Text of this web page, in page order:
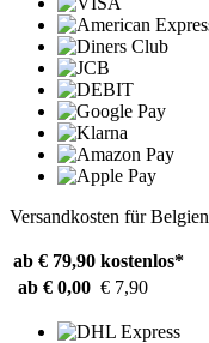
Versandkosten für Belgien
ab € 79,90 kostenlos*
ab € 0,00 € 7,90